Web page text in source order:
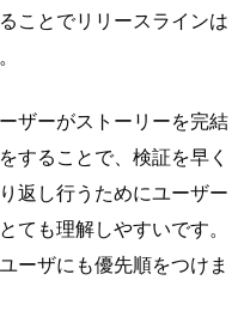
ことでリリースラインは
ザーがストーリーを完結
することで、検証を早く
返し行うためにユーザー
ても理解しやすいです。
ーザにも優先順をつけま